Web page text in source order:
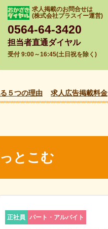
求人掲載のお問合せは
(株式会社プラスイー運営)
0564-64-3420
担当者直通ダイヤル
受付 9:00～16:45(土日祝を除く)
５つの理由 求人広告掲載料金
とこむ
正社員 パート・アルバイト